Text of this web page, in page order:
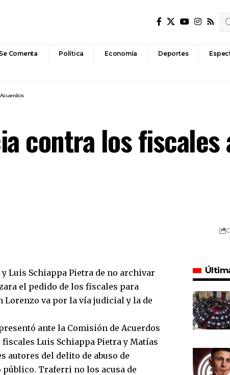
Se Comenta Política Economía Deportes
contra los fiscales
Luis Schiappa Pietra de no archivar
el pedido de los fiscales para
va por la vía judicial y la de
ante la Comisión de Acuerdos
Luis Schiappa Pietra y Matías
autores del delito de abuso de
Traferri no los acusa de